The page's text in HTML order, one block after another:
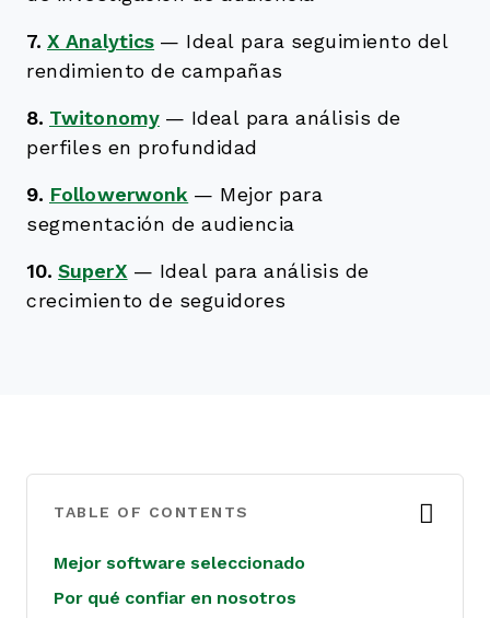
7. X Analytics — Ideal para seguimiento del
rendimiento de campañas
8. Twitonomy — Ideal para análisis de
perfiles en profundidad
9. Followerwonk — Mejor para
segmentación de audiencia
10. SuperX — Ideal para análisis de
crecimiento de seguidores
TABLE OF CONTENTS
Mejor software seleccionado
Por qué confiar en nosotros